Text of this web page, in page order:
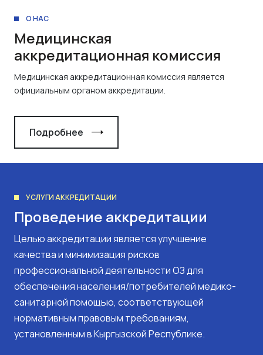
О НАС
Медицинская
аккредитационная комиссия
Медицинская аккредитационная комиссия является
официальным органом аккредитации.
Подробнее
УСЛУГИ АККРЕДИТАЦИИ
Проведение аккредитации
Целью аккредитации является улучшение
качества и минимизация рисков
профессиональной деятельности ОЗ для
обеспечения населения/потребителей медико-
санитарной помощью, соответствующей
нормативным правовым требованиям,
установленным в Кыргызской Республике.